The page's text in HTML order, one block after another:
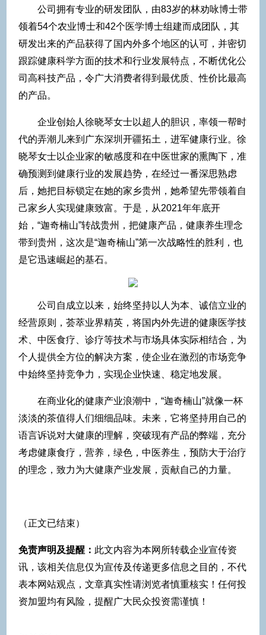
公司拥有专业的研发团队，由83岁的林劝咏博士带
领着54个农业博士和42个医学博士组建而成团队，其
研发出来的产品获得了国内外多个地区的认可，并密切
跟踪健康科学方面的技术和行业发展特点，不断优化公
司高科技产品，令广大消费者得到最优质、性价比最高
的产品。
企业创始人徐晓琴女士以超人的胆识，率领一帮时
代的弄潮儿来到广东深圳开疆拓土，进军健康行业。徐
晓琴女士以企业家的敏感度和在中医世家的熏陶下，准
确预测到健康行业的发展趋势，在经过一番深思熟虑
后，她把目标锁定在她的家乡贵州，她希望先带领着自
己家乡人实现健康致富。于是，从2021年年底开
始，“迦奇楠山”转战贵州，把健康产品，健康养生理念
带到贵州，这次是“迦奇楠山”第一次战略性的胜利，也
是它迅速崛起的基石。
公司自成立以来，始终坚持以人为本、诚信立业的
经营原则，荟萃业界精英，将国内外先进的健康医学技
术、中医食疗、诊疗等技术与市场具体实际相结合，为
个人提供全方位的解决方案，使企业在激烈的市场竞争
中始终坚持竞争力，实现企业快速、稳定地发展。
在商业化的健康产业浪潮中，“迦奇楠山”就像一杯
淡淡的茶值得人们细细品味。未来，它将坚持用自己的
语言诉说对大健康的理解，突破现有产品的弊端，充分
考虑健康食疗，营养，绿色，中医养生，预防大于治疗
的理念，致力为大健康产业发展，贡献自己的力量。
（正文已结束）
免责声明及提醒： 此文内容为本网所转载企业宣传资
讯，该相关信息仅为宣传及传递更多信息之目的，不代
表本网站观点，文章真实性请浏览者慎重核实！任何投
资加盟均有风险，提醒广大民众投资需谨慎！